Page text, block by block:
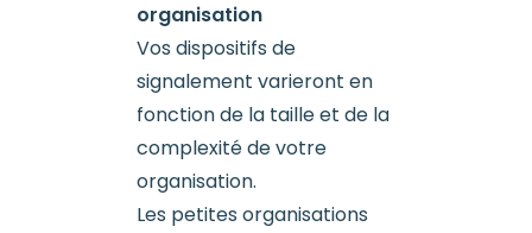
organisation
Vos dispositifs de
signalement varieront en
fonction de la taille et de la
complexité de votre
organisation.
Les petites organisations